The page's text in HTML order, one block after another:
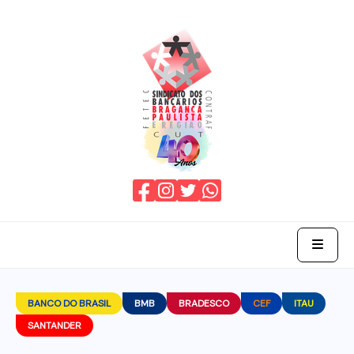
Home
O Sindicato
BANCO DO BRASIL BMB BRADESCO CEF
ITAU
SANTANDER